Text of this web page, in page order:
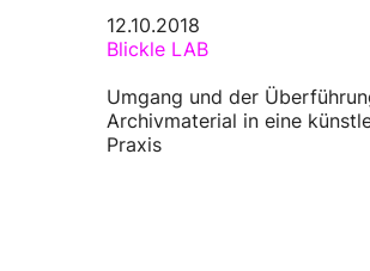
12.10.2018
Blickle LAB
Umgang und der
Archivmaterial in eine
Praxis